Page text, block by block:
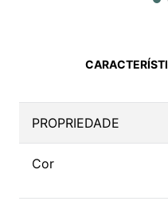
PROPRIEDADE
Cor